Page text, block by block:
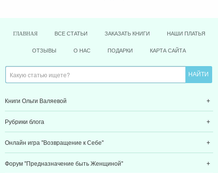
ГЛАВНАЯ ВСЕ СТАТЬИ ЗАКАЗАТЬ КНИГИ НАШИ ПЛАТЬЯ
ОТЗЫВЫ О НАС ПОДАРКИ КАРТА САЙТА
Книги Ольги Валяевой
Рубрики блога
Онлайн игра "Возвращение к Себе"
Форум "Предназначение быть Женщиной"